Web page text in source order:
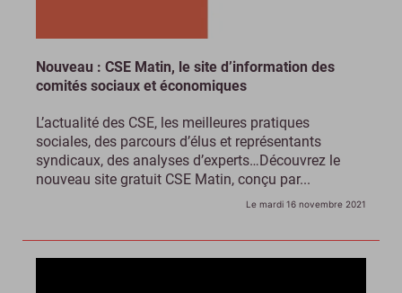
Nouveau : CSE Matin, le site d’information des
comités sociaux et économiques
L’actualité des CSE, les meilleures pratiques
sociales, des parcours d’élus et représentants
syndicaux, des analyses d’experts…Découvrez le
nouveau site gratuit CSE Matin, conçu par...
Le mardi 16 novembre 2021